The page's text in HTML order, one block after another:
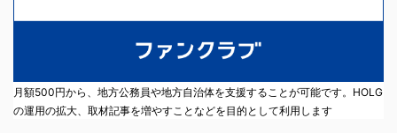
月額500円から、地方公務員や地方自治体を支援することが可能です。HOLG
の運用の拡大、取材記事を増やすことなどを目的として利用します